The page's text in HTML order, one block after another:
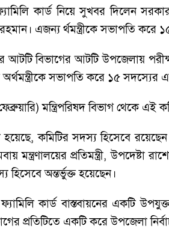
কার্ড নিয়ে সুখবর দিলেন
রহমান। এজন্য র্থমন্ত্রীকে সভাপতি
আটটি বিভাগের আটটি উপজেলায়
অর্থমন্ত্রীকে সভাপতি করে ১৫ সদস্যের
মন্ত্রিপরিষদ বিভাগ থেকে এই
হয়েছে, কমিটির সদস্য হিসেবে রয়েছেন
মন্ত্রণালয়ের প্রতিমন্ত্রী,
হিসেবে অন্তর্ভুক্ত হয়েছেন।
কার্ড বাস্তবায়নের একটি
প্রতিটিতে একটি করে উপজেলা